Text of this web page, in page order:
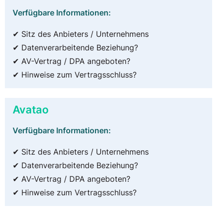
Verfügbare Informationen:
✔ Sitz des Anbieters / Unternehmens
✔ Datenverarbeitende Beziehung?
✔ AV-Vertrag / DPA angeboten?
✔ Hinweise zum Vertragsschluss?
Avatao
Verfügbare Informationen:
✔ Sitz des Anbieters / Unternehmens
✔ Datenverarbeitende Beziehung?
✔ AV-Vertrag / DPA angeboten?
✔ Hinweise zum Vertragsschluss?